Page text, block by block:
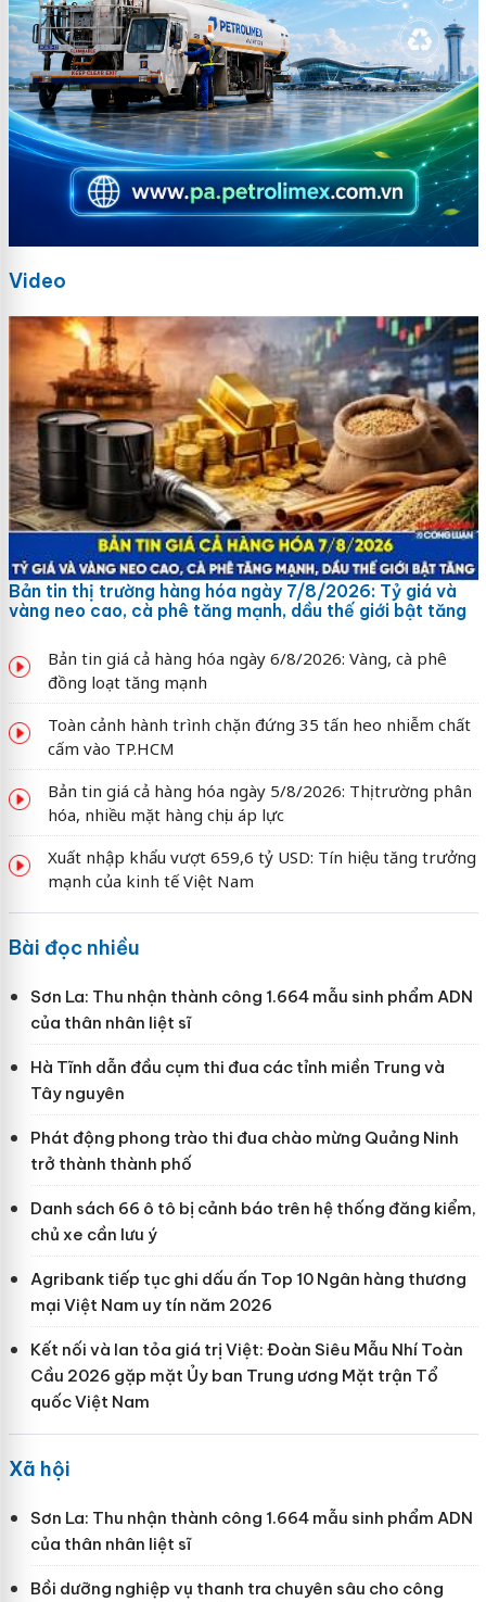
Video
Bản tin thị trường hàng hóa ngày 7/8/2026: Tỷ giá và
vàng neo cao, cà phê tăng mạnh, dầu thế giới bật tăng
Bản tin giá cả hàng hóa ngày 6/8/2026: Vàng, cà phê
đồng loạt tăng mạnh
Toàn cảnh hành trình chặn đứng 35 tấn heo nhiễm chất
cấm vào TP.HCM
Bản tin giá cả hàng hóa ngày 5/8/2026: Thị trường phân
hóa, nhiều mặt hàng chịu áp lực
Xuất nhập khẩu vượt 659,6 tỷ USD: Tín hiệu tăng trưởng
mạnh của kinh tế Việt Nam
Bài đọc nhiều
Sơn La: Thu nhận thành công 1.664 mẫu sinh phẩm ADN
của thân nhân liệt sĩ
Hà Tĩnh dẫn đầu cụm thi đua các tỉnh miền Trung và
Tây nguyên
Phát động phong trào thi đua chào mừng Quảng Ninh
trở thành thành phố
Danh sách 66 ô tô bị cảnh báo trên hệ thống đăng kiểm,
chủ xe cần lưu ý
Agribank tiếp tục ghi dấu ấn Top 10 Ngân hàng thương
mại Việt Nam uy tín năm 2026
Kết nối và lan tỏa giá trị Việt: Đoàn Siêu Mẫu Nhí Toàn
Cầu 2026 gặp mặt Ủy ban Trung ương Mặt trận Tổ
quốc Việt Nam
Xã hội
Sơn La: Thu nhận thành công 1.664 mẫu sinh phẩm ADN
của thân nhân liệt sĩ
Bồi dưỡng nghiệp vụ thanh tra chuyên sâu cho công